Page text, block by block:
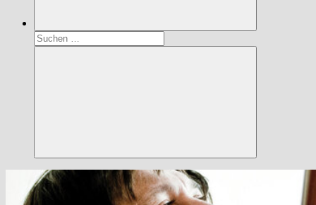
Suchen
nach:
Suchen